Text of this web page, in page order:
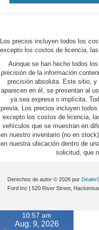
Los precios incluyen todos los
excepto los costos de licencia,
Aunque se han hecho todos
precisión de la información
precisión absoluta. Este sitio,
aparecen en él, se presentan al
ya sea expresa o implícita.
previa. Los precios incluyen
excepto los costos de licencia,
vehículos que se muestran en
en nuestro inventario (no en
en nuestra ubicación dentro de
solicitud, que
Derechos de autor © 2026 por
Ford Inc
520 River Street,
10:57 am
Aug. 9, 2026